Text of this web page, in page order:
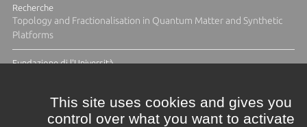
Recherche
Topology and Fractionalisation in Quantum Matter and Synthetic
Platforms
Fundazione di l'Università
This site uses cookies and gives you
control over what you want to activate